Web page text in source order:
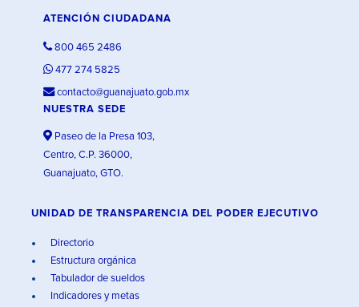
ATENCIÓN CIUDADANA
800 465 2486
477 274 5825
contacto@guanajuato.gob.mx
NUESTRA SEDE
Paseo de la Presa 103,
Centro, C.P. 36000,
Guanajuato, GTO.
UNIDAD DE TRANSPARENCIA DEL PODER EJECUTIVO
Directorio
Estructura orgánica
Tabulador de sueldos
Indicadores y metas